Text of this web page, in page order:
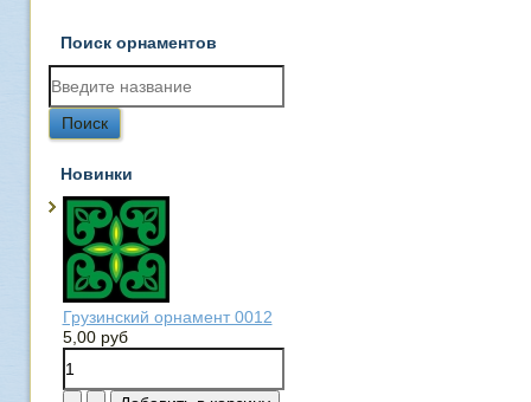
Поиск орнаментов
Новинки
Грузинский орнамент 0012
5,00 руб